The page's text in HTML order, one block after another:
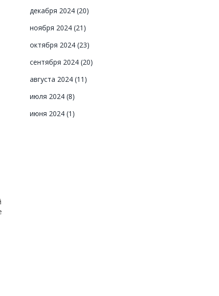
декабря 2024 (20)
ноября 2024 (21)
октября 2024 (23)
сентября 2024 (20)
августа 2024 (11)
июля 2024 (8)
июня 2024 (1)